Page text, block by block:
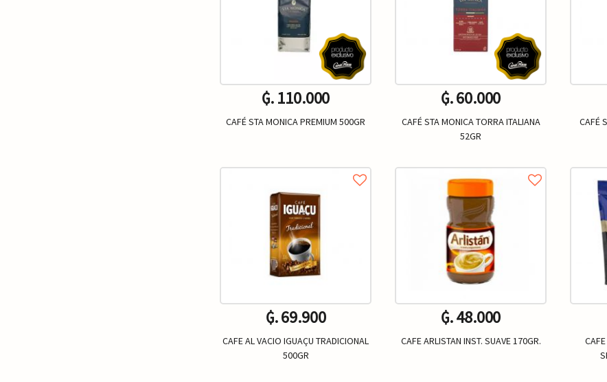
₲. 110.000
CAFÉ STA MONICA PREMIUM 500GR
+
₲. 60.000
CAFÉ STA MONICA TORRA ITALIANA
52GR
+
CAFÉ
₲. 69.900
CAFE AL VACIO IGUAÇU TRADICIONAL
500GR
₲. 48.000
CAFE ARLISTAN INST. SUAVE 170GR.